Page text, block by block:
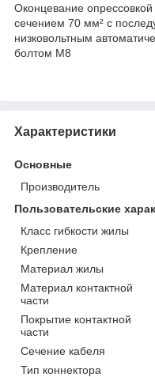
Оконцевание
сечением 70 мм² с
низковольтным
болтом М8
Характеристики
Основные
Производитель
Пользовательские
Класс гибкости жилы
Крепление
Материал жилы
Материал контактной
части
Покрытие контактной
части
Сечение кабеля
Тип коннектора